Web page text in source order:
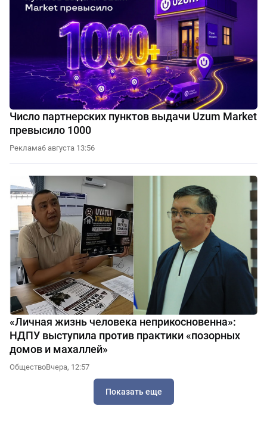
Число партнерских пунктов выдачи Uzum Market
превысило 1000
Реклама6 августа 13:56
«Личная жизнь человека неприкосновенна»:
НДПУ выступила против практики «позорных
домов и махаллей»
ОбществоВчера, 12:57
Показать еще